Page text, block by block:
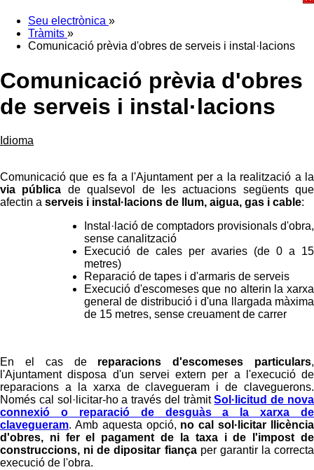
Seu electrònica »
Tràmits »
Comunicació prèvia d'obres de serveis i instal·lacions
Comunicació prèvia d'obres
de serveis i instal·lacions
Idioma
Comunicació que es fa a l'Ajuntament per a la realització a la
via pública de qualsevol de les actuacions següents que
afectin a serveis i instal·lacions de llum, aigua, gas i cable:
Instal·lació de comptadors provisionals d'obra,
sense canalització
Execució de cales per avaries (de 0 a 15
metres)
Reparació de tapes i d'armaris de serveis
Execució d'escomeses que no alterin la xarxa
general de distribució i d'una llargada màxima
de 15 metres, sense creuament de carrer
En el cas de reparacions d'escomeses particulars,
l'Ajuntament disposa d'un servei extern per a l'execució de
reparacions a la xarxa de clavegueram i de claveguerons.
Només cal sol·licitar-ho a través del tràmitSol·licitud de nova
connexió o reparació de desguàs a la xarxa de
clavegueram. Amb aquesta opció, no cal sol·licitar llicència
d'obres, ni fer el pagament de la taxa i de l'impost de
construccions, ni de dipositar fiançaper garantir la correcta
execució de l'obra.